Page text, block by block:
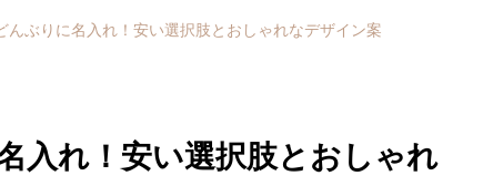
んぶりに名入れ！安い選択肢とおしゃれなデザイン案
入れ！安い選択肢とおしゃれ